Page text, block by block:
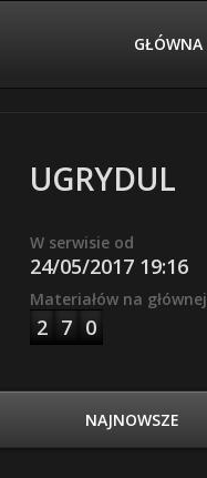
GŁÓWNA
UGRYDUL
W serwisie od
24/05/2017 19:16
Materiałów na głównej
2 7 0
NAJNOWSZE